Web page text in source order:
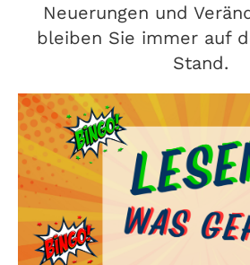
Neuerungen und
bleiben Sie immer auf
Stand.